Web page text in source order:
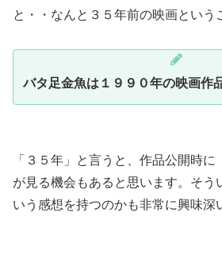
と・・なんと３５年前の映画という
バタ足金魚は１９９０年の映画作
「３５年」と言うと、作品公開時
が見る機会もあると思います。そう
いう感想を持つのかも非常に興味深